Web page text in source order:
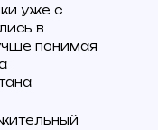
уже с
в
понимая